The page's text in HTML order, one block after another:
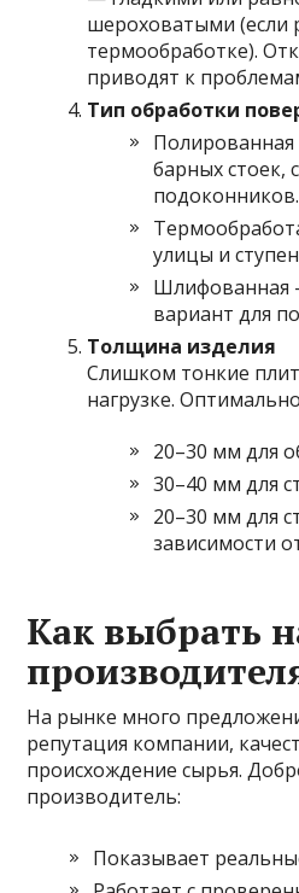
шероховатыми (если
термообработке).
приводят к
Тип обработки
барных стоек,
подоконников.
улицы и
Шлифованная
вариант для
Толщина изделия
Слишком тонкие
нагрузке.
20–30 мм для
30–40 мм для
20–30 мм для
зависимости
Как выбрать
На рынке много
репутация компании,
происхождение сырья.
производитель:
Показывает